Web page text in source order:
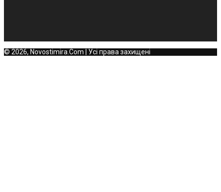
© 2026, Novostimira.Com | Усі права захищені